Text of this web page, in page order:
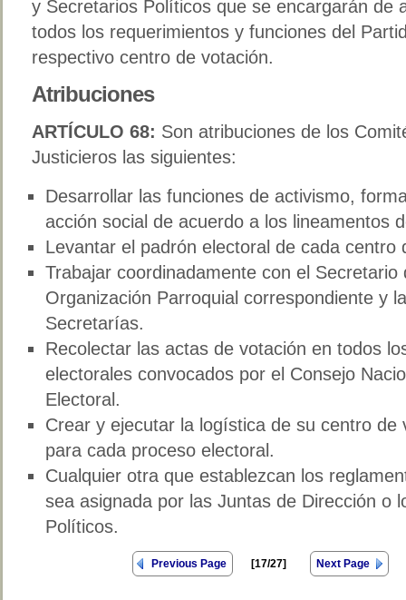
y Secretarios Políticos que se encargarán de
todos los requerimientos y funciones del
respectivo centro de votación.
Atribuciones
ARTÍCULO 68: Son atribuciones de los
Justicieros las siguientes:
Desarrollar las funciones de activismo,
acción social de acuerdo a los lineamentos
Levantar el padrón electoral de cada centro
Trabajar coordinadamente con el Secretario
Organización Parroquial correspondiente y
Secretarías.
Recolectar las actas de votación en todos
electorales convocados por el Consejo
Electoral.
Crear y ejecutar la logística de su centro de
para cada proceso electoral.
Cualquier otra que establezcan los
sea asignada por las Juntas de Dirección o
Políticos.
Previous Page [17/27] Next Page